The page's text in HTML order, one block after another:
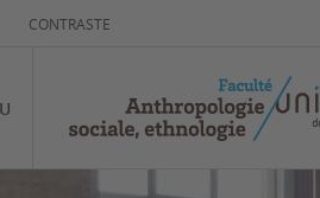
CONTRASTE